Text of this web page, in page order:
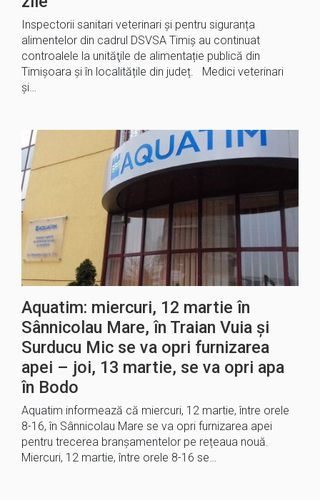
Inspectorii sanitari veterinari și pentru siguranța
alimentelor din cadrul DSVSA Timiș au continuat
controalele la unităţile de alimentație publică din
Timișoara și în localitățile din județ. Medici veterinari
și…
Aquatim: miercuri, 12 martie în
Sânnicolau Mare, în Traian Vuia și
Surducu Mic se va opri furnizarea
apei – joi, 13 martie, se va opri apa
în Bodo
Aquatim informează că miercuri, 12 martie, între orele
8-16, în Sânnicolau Mare se va opri furnizarea apei
pentru trecerea branșamentelor pe rețeaua nouă.
Miercuri, 12 martie, între orele 8-16 se…